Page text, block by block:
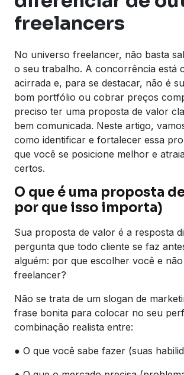
freelancers
No universo freelancer, não basta
o seu trabalho. A concorrência está
acirrada e, para se destacar, não é
bom portfólio ou cobrar preços
preciso ter uma proposta de valor
bem comunicada. Neste artigo,
como identificar e fortalecer essa
que você se posicione melhor e
certos.
O que é uma proposta
por que isso importa)
Sua proposta de valor é a resposta
pergunta que todo cliente se faz
alguém: por que escolher você e
freelancer?
Não se trata de um slogan de
frase bonita para colocar no seu
combinação realista entre:
● O que você sabe fazer (suas